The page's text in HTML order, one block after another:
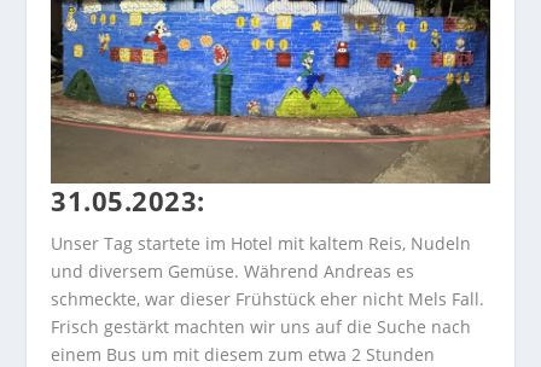
31.05.2023:
Unser Tag startete im Hotel mit kaltem Reis, Nudeln
und diversem Gemüse. Während Andreas es
schmeckte, war dieser Frühstück eher nicht Mels Fall.
Frisch gestärkt machten wir uns auf die Suche nach
einem Bus um mit diesem zum etwa 2 Stunden